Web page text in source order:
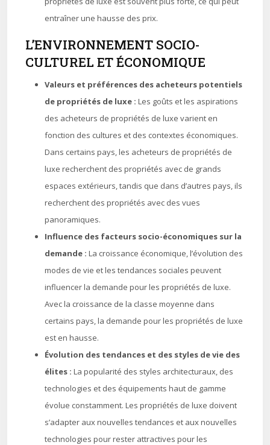
entraîner une hausse des prix.
L’ENVIRONNEMENT SOCIO-
CULTUREL ET ÉCONOMIQUE
Valeurs et préférences des acheteurs potentiels
de propriétés de luxe : Les goûts et les aspirations
des acheteurs de propriétés de luxe varient en
fonction des cultures et des contextes économiques.
Dans certains pays, les acheteurs de propriétés de
luxe recherchent des propriétés avec de grands
espaces extérieurs, tandis que dans d’autres pays, ils
recherchent des propriétés avec des vues
panoramiques.
Influence des facteurs socio-économiques sur la
demande : La croissance économique, l’évolution des
modes de vie et les tendances sociales peuvent
influencer la demande pour les propriétés de luxe.
Avec la croissance de la classe moyenne dans
certains pays, la demande pour les propriétés de luxe
est en hausse.
Évolution des tendances et des styles de vie des
élites : La popularité des styles architecturaux, des
technologies et des équipements haut de gamme
évolue constamment. Les propriétés de luxe doivent
s’adapter aux nouvelles tendances et aux nouvelles
technologies pour rester attractives pour les